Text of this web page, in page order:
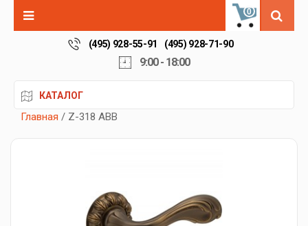
0
(495) 928-55-91 (495) 928-71-90
9:00 - 18:00
КАТАЛОГ
Главная / Z-318 ABB